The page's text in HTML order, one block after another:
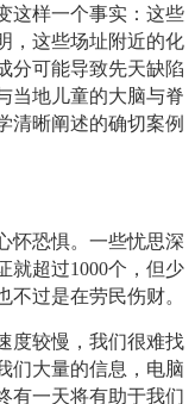
这样一个事实：这些
，这些场址附近的化
分可能导致先天缺陷
当地儿童的大脑与脊
清晰阐述的确切案例
怀恐惧。一些忧思深
就超过1000个，但少
过是在劳民伤财。
度较慢，我们很难找
们大量的信息，电脑
有一天将有助于我们